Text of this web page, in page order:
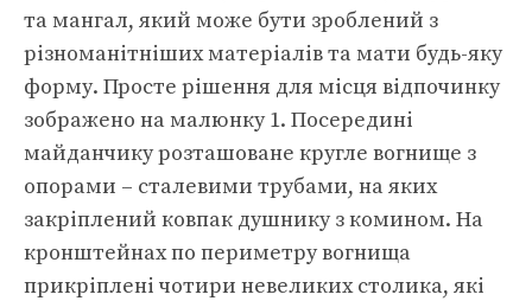
та мангал, який може бути зроблений з
різноманітніших матеріалів та мати будь-яку
форму. Просте рішення для місця відпочинку
зображено на малюнку 1. Посередині
майданчику розташоване кругле вогнище з
опорами – сталевими трубами, на яких
закріплений ковпак душнику з комином. На
кронштейнах по периметру вогнища
прикріплені чотири невеликих столика, які